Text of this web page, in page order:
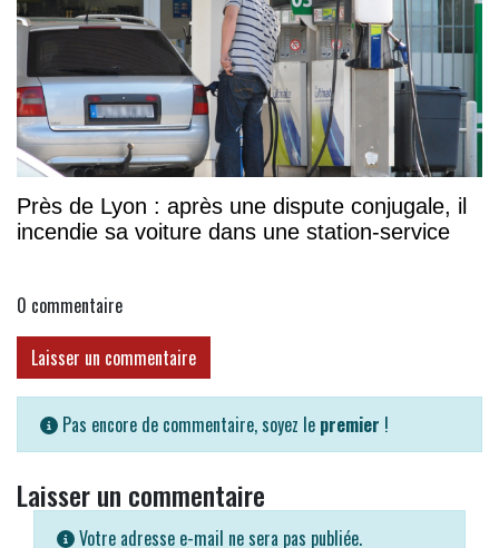
Près de Lyon : après une dispute conjugale, il
incendie sa voiture dans une station-service
0 commentaire
Laisser un commentaire
Pas encore de commentaire, soyez le premier !
Laisser un commentaire
Votre adresse e-mail ne sera pas publiée.